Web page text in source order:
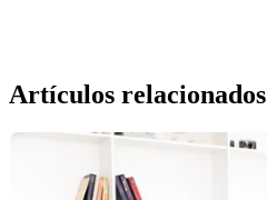
Artículos relacionados